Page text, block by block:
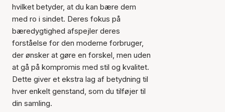
hvilket betyder, at du kan bære dem
med ro i sindet. Deres fokus på
bæredygtighed afspejler deres
forståelse for den moderne forbruger,
der ønsker at gøre en forskel, men uden
at gå på kompromis med stil og kvalitet.
Dette giver et ekstra lag af betydning til
hver enkelt genstand, som du tilføjer til
din samling.